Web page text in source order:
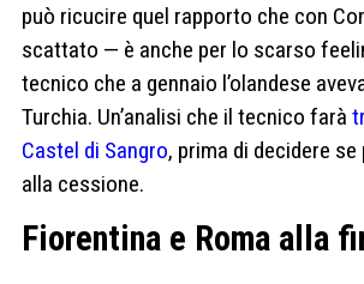
può ricucire quel rapporto che con
scattato — è anche per lo scarso
tecnico che a gennaio l’olandese
Turchia. Un’analisi che il tecnico farà
Castel di Sangro, prima di decidere
alla cessione.
Fiorentina e Roma alla